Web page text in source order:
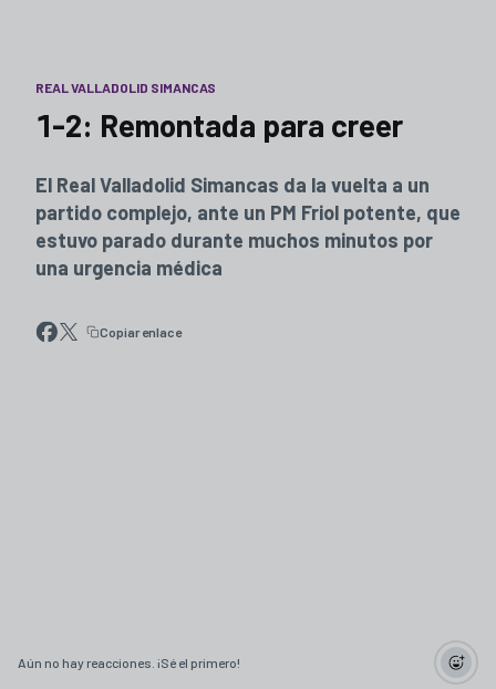
REAL VALLADOLID SIMANCAS
1-2: Remontada para creer
El Real Valladolid Simancas da la vuelta a un
partido complejo, ante un PM Friol potente, que
estuvo parado durante muchos minutos por
una urgencia médica
Copiar enlace
Aún no hay reacciones. ¡Sé el primero!